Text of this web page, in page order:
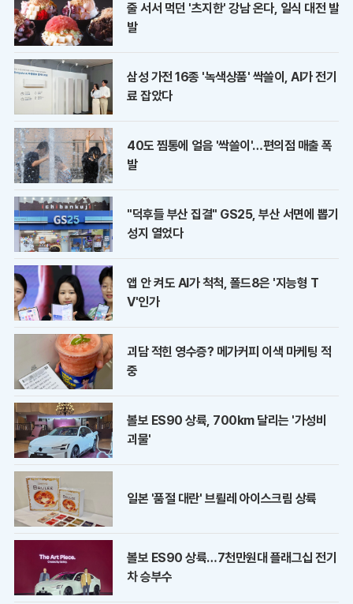
줄 서서 먹던 '츠지한' 강남 온다, 일식 대전 발
발
삼성 가전 16종 '녹색상품' 싹쓸이, AI가 전기
료 잡았다
40도 찜통에 얼음 '싹쓸이'…편의점 매출 폭
발
"덕후들 부산 집결" GS25, 부산 서면에 뽑기
성지 열었다
앱 안 켜도 AI가 척척, 폴드8은 '지능형 T
V'인가
괴담 적힌 영수증? 메가커피 이색 마케팅 적
중
볼보 ES90 상륙, 700km 달리는 '가성비
괴물'
일본 '품절 대란' 브륄레 아이스크림 상륙
볼보 ES90 상륙…7천만원대 플래그십 전기
차 승부수